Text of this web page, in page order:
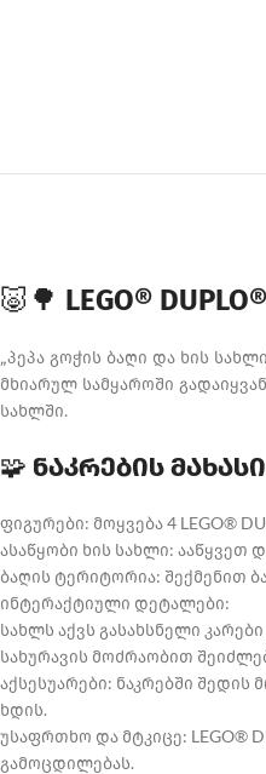
🐷🌳 LEGO®
„პეპა გოჭის ბაღი და ხის
მხიარულ სამყაროში
სახლში.
🧩 ნაკრების
ფიგურები: მოყვება 4 LEGO®
ასაწყობი ხის სახლი:
ბაღის ტერიტორია: შექმენით
ინტერაქტიული დეტალები:
სახლს აქვს გასახსნელი
სახურავის მოძრაობით
აქსესუარები: ნაკრებში
ხდის.
უსაფრთხო და მტკიცე: LEGO®
გამოცდილებას.